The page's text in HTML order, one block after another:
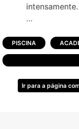
intensamente.
-Pórtico de
-Fitness
-Salão de
-Piscina;
PISCINA
Ir para a página